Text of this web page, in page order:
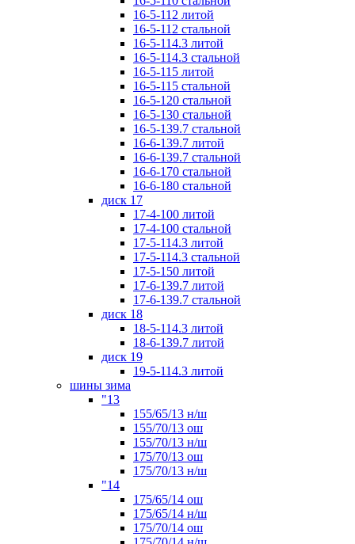
16-5-112 литой
16-5-112 стальной
16-5-114.3 литой
16-5-114.3 стальной
16-5-115 литой
16-5-115 стальной
16-5-120 стальной
16-5-130 стальной
16-5-139.7 стальной
16-6-139.7 литой
16-6-139.7 стальной
16-6-170 стальной
16-6-180 стальной
диск 17
17-4-100 литой
17-4-100 стальной
17-5-114.3 литой
17-5-114.3 стальной
17-5-150 литой
17-6-139.7 литой
17-6-139.7 стальной
диск 18
18-5-114.3 литой
18-6-139.7 литой
диск 19
19-5-114.3 литой
шины зима
"13
155/65/13 н/ш
155/70/13 ош
155/70/13 н/ш
175/70/13 ош
175/70/13 н/ш
"14
175/65/14 ош
175/65/14 н/ш
175/70/14 ош